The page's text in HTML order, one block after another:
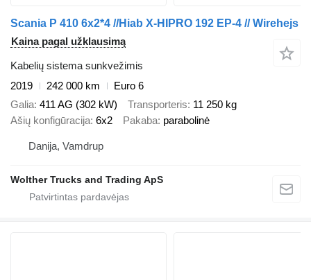
Scania P 410 6x2*4 //Hiab X-HIPRO 192 EP-4 // Wirehejs
Kaina pagal užklausimą
Kabelių sistema sunkvežimis
2019
242 000 km
Euro 6
Galia 411 AG (302 kW) Transporteris 11 250 kg
Ašių konfigūracija 6x2 Pakaba parabolinė
Danija, Vamdrup
Wolther Trucks and Trading ApS